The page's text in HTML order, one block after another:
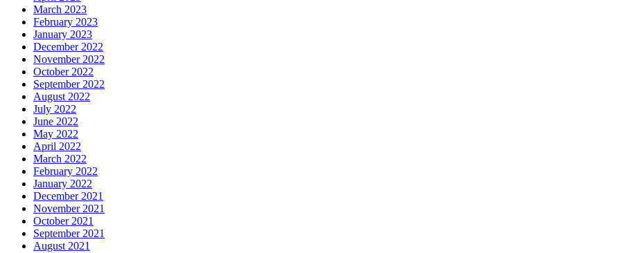
March 2023
February 2023
January 2023
December 2022
November 2022
October 2022
September 2022
August 2022
July 2022
June 2022
May 2022
April 2022
March 2022
February 2022
January 2022
December 2021
November 2021
October 2021
September 2021
August 2021